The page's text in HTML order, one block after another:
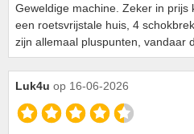
Geweldige machine. Zeker in prijs
een roetsvrijstale huis, 4
zijn allemaal pluspunten, vandaar
Luk4u op 16-06-2026